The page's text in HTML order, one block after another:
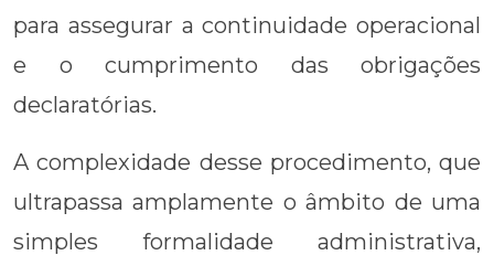
para assegurar a continuidade operacional
e o cumprimento das obrigações
declaratórias.
A complexidade desse procedimento, que
ultrapassa amplamente o âmbito de uma
simples formalidade administrativa,